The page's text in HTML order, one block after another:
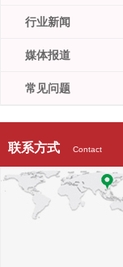
行业新闻
媒体报道
常见问题
联系方式 Contact